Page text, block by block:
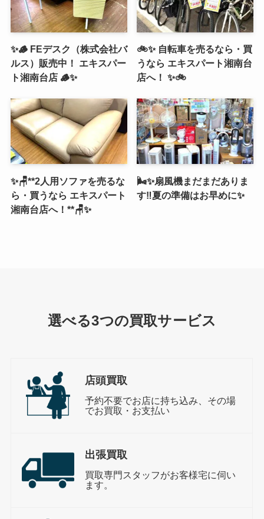
✨🪵 FEデスク（株式会社バ
ルス）販売中！ エキスパー
ト湘南台店 🪵✨
🚲✨ 自転車を売るなら・買
うなら エキスパート湘南台
店へ！ ✨🚲
✨🪑**2人用ソファを売るな
ら・買うなら エキスパート
湘南台店へ！**🪑✨
🌬️✨扇風機まだまだありま
す‼️夏の準備はお早めに✨
選べる3つの買取サービス
店頭買取
予約不要でお店に持ち込み、その場
でお買取・お支払い
出張買取
買取専門スタッフがお客様宅に伺い
ます。